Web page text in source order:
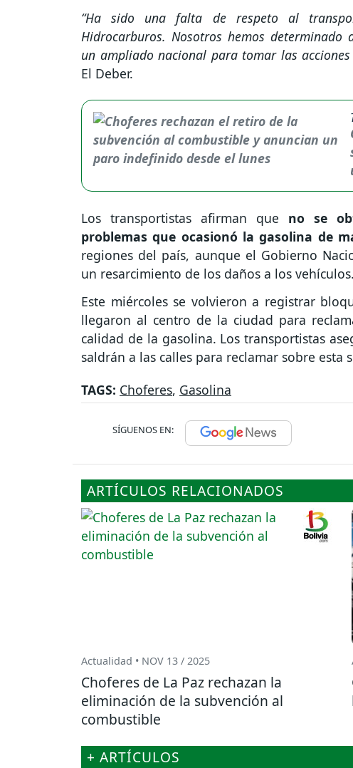
“Ha sido una falta de respeto al
Hidrocarburos. Nosotros hemos
un ampliado nacional para tomar las
El Deber.
Los transportistas afirman que no se
problemas que ocasionó la gasolina de
regiones del país, aunque el Gobierno
un resarcimiento de los daños a los vehículos.
Este miércoles se volvieron a registrar
llegaron al centro de la ciudad para
calidad de la gasolina. Los transportistas
saldrán a las calles para reclamar sobre esta
TAGS: Choferes, Gasolina
SÍGUENOS EN:
ARTÍCULOS RELACIONADOS
Actualidad • NOV 13 / 2025
Choferes de La Paz rechazan la
eliminación de la subvención al
combustible
+ ARTÍCULOS